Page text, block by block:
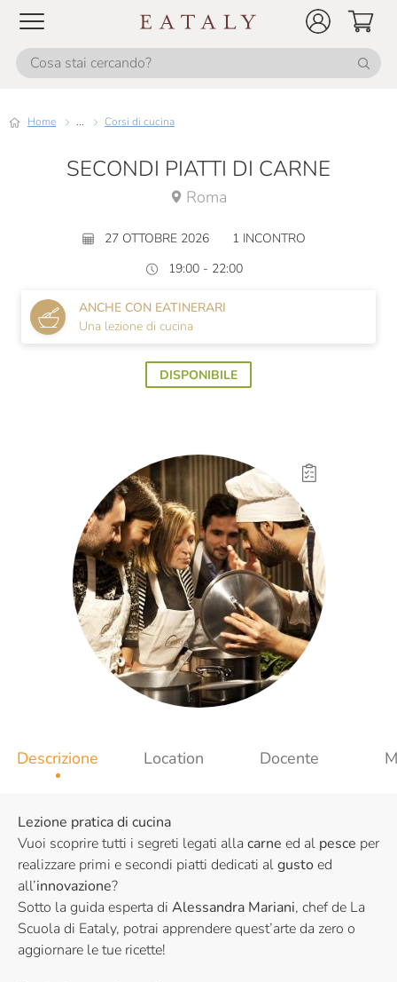
Home ... Corsi di cucina
SECONDI PIATTI DI CARNE
Roma
27 OTTOBRE 2026
1 INCONTRO
19:00 - 22:00
ANCHE CON EATINERARI
Una lezione di cucina
DISPONIBILE
Descrizione Location Docente
Lezione pratica di cucina
Vuoi scoprire tutti i segreti legati alla carne ed al pesce per
realizzare primi e secondi piatti dedicati algustoed
all’innovazione?
Sotto la guida esperta di Alessandra Mariani, chef de La
Scuola di Eataly, potrai apprendere quest’arte da zero o
aggiornare le tue ricette!